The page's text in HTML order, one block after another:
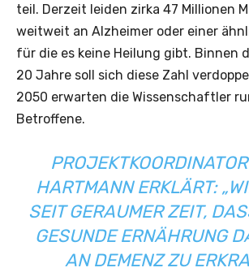
teil. Derzeit leiden zirka 47 Millionen
weitweit an Alzheimer oder einer
für die es keine Heilung gibt. Binnen
20 Jahre soll sich diese Zahl
2050 erwarten die Wissenschaftler
Betroffene.
HARTMANN ERKLÄRT:
SEIT GERAUMER ZEIT,
GESUNDE ERNÄHRUNG
AN DEMENZ ZU